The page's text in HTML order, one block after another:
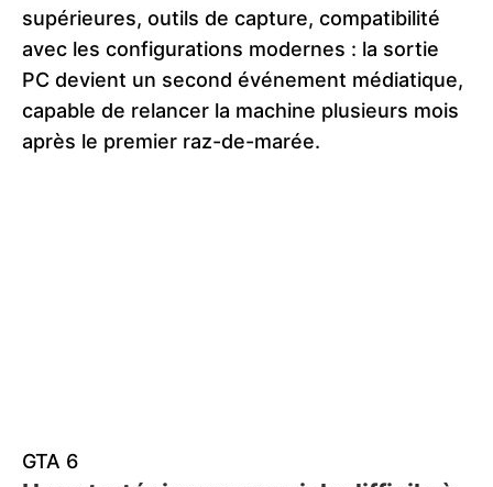
supérieures, outils de capture, compatibilité
avec les configurations modernes : la sortie
PC devient un second événement médiatique,
capable de relancer la machine plusieurs mois
après le premier raz-de-marée.
GTA 6